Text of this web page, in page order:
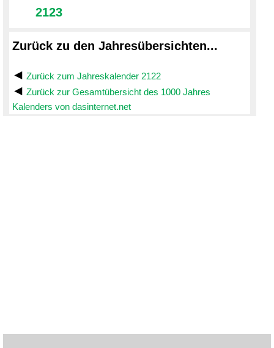
2123
Zurück zu den Jahresübersichten...
Zurück zum Jahreskalender 2122
Zurück zur Gesamtübersicht des 1000 Jahres
Kalenders von dasinternet.net